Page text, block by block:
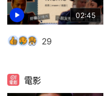
02:45
29
電影